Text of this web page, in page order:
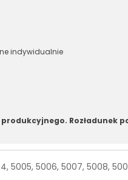
indywidualnie
Rozładunek
5005, 5006, 5007, 5008,